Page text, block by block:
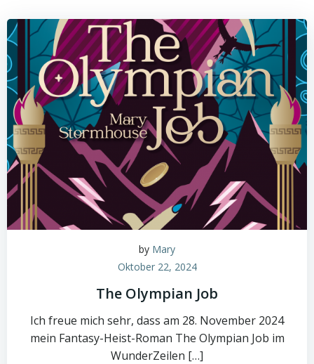
by Mary
Oktober 22, 2024
The Olympian Job
Ich freue mich sehr, dass am 28. November 2024
mein Fantasy-Heist-Roman The Olympian Job im
WunderZeilen […]